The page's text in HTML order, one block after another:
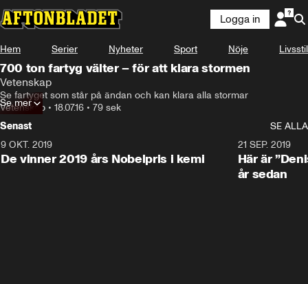
Logga in
Hem Serier Nyheter Sport Nöje Livsstil
700 ton fartyg välter – för att klara stormen
Vetenskap
Se fartyget som står på ändan och kan klara alla stormar
Vetenskap • 18.07.16 • 79 sek
Se mer
Senast
SE ALLA
9 OKT. 2019
De vinner 2019 års Nobelpris i kemi
21 SEP. 2019
Här är
år sedan